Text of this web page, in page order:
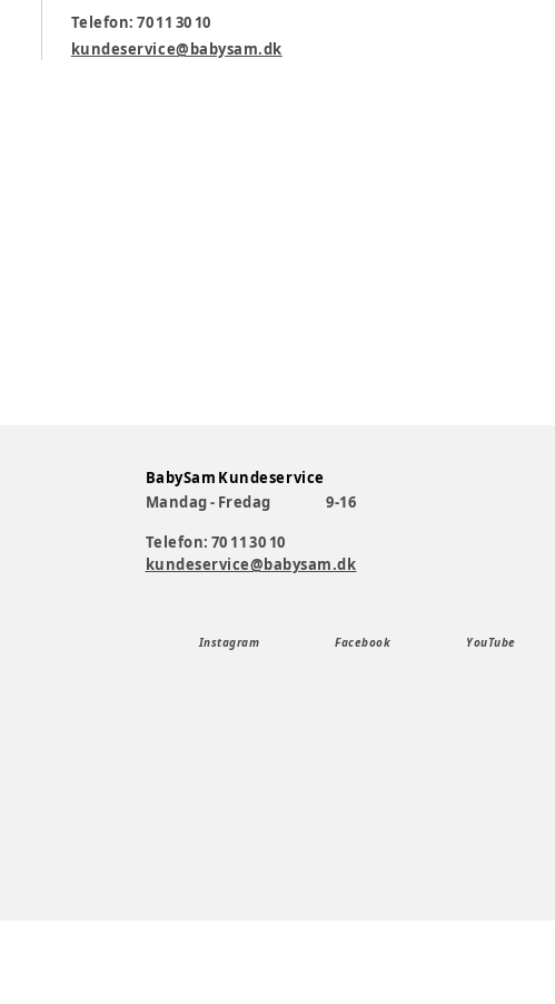
Telefon: 70 11 30 10
kundeservice@babysam.dk
BabySam Kundeservice
Mandag - Fredag
9-16
Telefon: 70 11 30 10
kundeservice@babysam.dk
Instagram Facebook YouTube